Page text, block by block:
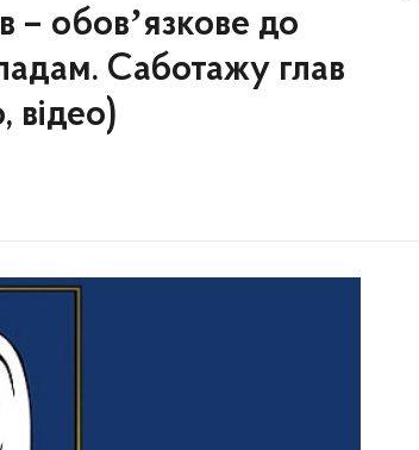
– обовʼязкове до
Саботажу глав
відео)